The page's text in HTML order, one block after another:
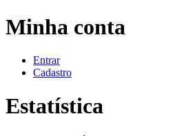
Minha conta
Entrar
Cadastro
Estatística